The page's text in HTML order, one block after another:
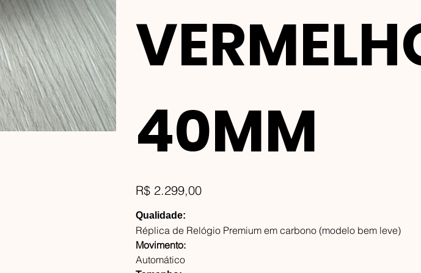
40MM
Preço
R$ 2.299,00
Qualidade:
Réplica de Relógio Premium em carbono (modelo bem leve)
Movimento:
Automático